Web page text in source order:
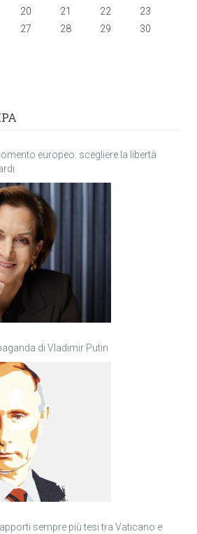
20 21 22
23
27 28 29
30
europeo: scegliere la libertà
di Vladimir Putin
sempre più tesi tra Vaticano e